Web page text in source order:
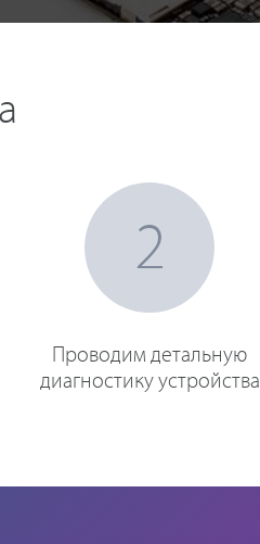
2
Проводим детальную
диагностику устройства